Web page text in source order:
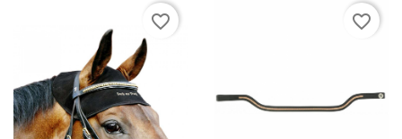
favorite_border favorite_border